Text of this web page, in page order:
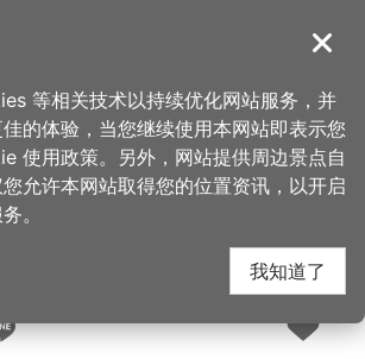
導覽
美食、购物 > 美食快搜
州砂锅粥
人气：8365
关闭
等相关技术以持续优化网站服务，并
的体验，当您继续使用本网站即表示您
使用政策。另外，网站提供周边景点自
允许本网站取得您的位置资讯，以开启
。
我知道了